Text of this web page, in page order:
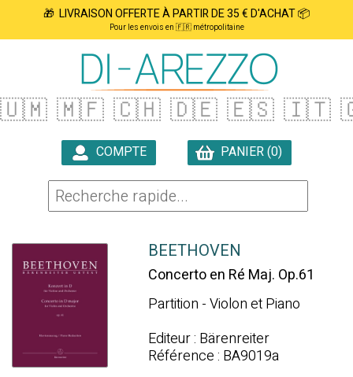
🎁 LIVRAISON OFFERTE À PARTIR DE 35 € D'ACHAT 📦
Pour les envois en 🇫🇷 métropolitaine
🇺🇲 🇲🇫 🇨🇭 🇩🇪 🇪🇸 🇮🇹
COMPTE
PANIER (0)
BEETHOVEN
Concerto en Ré Maj. Op.61
Partition - Violon et Piano
Editeur : Bärenreiter
Référence : BA9019a